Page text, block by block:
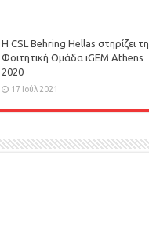
H CSL Behring Hellas στηρίζει τη
Φοιτητική Ομάδα iGEM Athens
2020
17 Ιούλ 2021